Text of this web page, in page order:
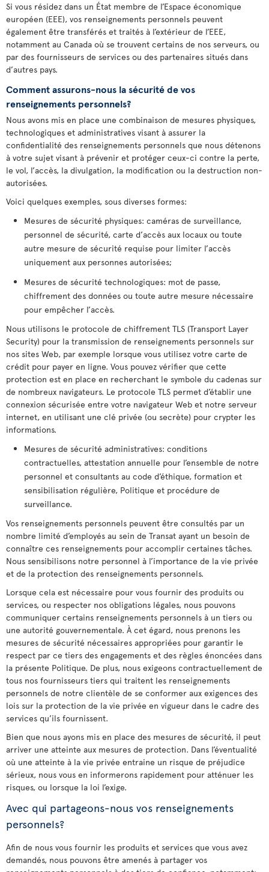
Si vous résidez dans un État membre de l’Espace économique
européen (EEE), vos renseignements personnels peuvent
également être transférés et traités à l’extérieur de l’EEE,
notamment au Canada où se trouvent certains de nos serveurs, ou
par des fournisseurs de services ou des partenaires situés dans
d’autres pays.
Comment assurons-nous la sécurité de vos
renseignements personnels?
Nous avons mis en place une combinaison de mesures physiques,
technologiques et administratives visant à assurer la
confidentialité des renseignements personnels que nous détenons
à votre sujet visant à prévenir et protéger ceux-ci contre la perte,
le vol, l’accès, la divulgation, la modification ou la destruction non-
autorisées.
Voici quelques exemples, sous diverses formes:
Mesures de sécurité physiques: caméras de surveillance,
personnel de sécurité, carte d’accès aux locaux ou toute
autre mesure de sécurité requise pour limiter l’accès
uniquement aux personnes autorisées;
Mesures de sécurité technologiques: mot de passe,
chiffrement des données ou toute autre mesure nécessaire
pour empêcher l’accès.
Nous utilisons le protocole de chiffrement TLS (Transport Layer
Security) pour la transmission de renseignements personnels sur
nos sites Web, par exemple lorsque vous utilisez votre carte de
crédit pour payer en ligne. Vous pouvez vérifier que cette
protection est en place en recherchant le symbole du cadenas sur
de nombreux navigateurs. Le protocole TLS permet d’établir une
connexion sécurisée entre votre navigateur Web et notre serveur
internet, en utilisant une clé privée (ou secrète) pour crypter les
informations.
Mesures de sécurité administratives: conditions
contractuelles, attestation annuelle pour l’ensemble de notre
personnel et consultants au code d’éthique, formation et
sensibilisation régulière, Politique et procédure de
surveillance.
Vos renseignements personnels peuvent être consultés par un
nombre limité d’employés au sein de Transat ayant un besoin de
connaître ces renseignements pour accomplir certaines tâches.
Nous sensibilisons notre personnel à l’importance de la vie privée
et de la protection des renseignements personnels.
Lorsque cela est nécessaire pour vous fournir des produits ou
services, ou respecter nos obligations légales, nous pouvons
communiquer certains renseignements personnels à un tiers ou
une autorité gouvernementale. À cet égard, nous prenons les
mesures de sécurité nécessaires appropriées pour garantir le
respect par ce tiers des engagements et des règles énoncées dans
la présente Politique. De plus, nous exigeons contractuellement de
tous nos fournisseurs tiers qui traitent les renseignements
personnels de notre clientèle de se conformer aux exigences des
lois sur la protection de la vie privée en vigueur dans le cadre des
services qu’ils fournissent.
Bien que nous ayons mis en place des mesures de sécurité, il peut
arriver une atteinte aux mesures de protection. Dans l’éventualité
où une atteinte à la vie privée entraine un risque de préjudice
sérieux, nous vous en informerons rapidement pour atténuer les
risques, ou lorsque la loi l’exige.
Avec qui partageons-nous vos renseignements
personnels?
Afin de nous vous fournir les produits et services que vous avez
demandés, nous pouvons être amenés à partager vos